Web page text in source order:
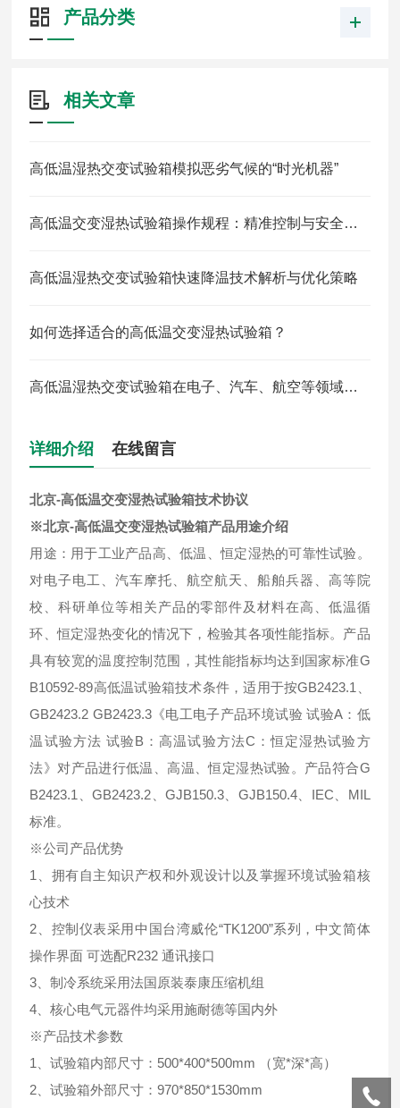
产品分类
相关文章
高低温湿热交变试验箱模拟恶劣气候的“时光机器”
高低温交变湿热试验箱操作规程：精准控制与安全防护全解析
高低温湿热交变试验箱快速降温技术解析与优化策略
如何选择适合的高低温交变湿热试验箱？
高低温湿热交变试验箱在电子、汽车、航空等领域中的应用
详细介绍 在线留言
北京-高低温交变湿热试验箱技术协议
※北京-高低温交变湿热试验箱产品用途介绍
用途：用于工业产品高、低温、恒定湿热的可靠性试验。
对电子电工、汽车摩托、航空航天、船舶兵器、高等院
校、科研单位等相关产品的零部件及材料在高、低温循
环、恒定湿热变化的情况下，检验其各项性能指标。产品
具有较宽的温度控制范围，其性能指标均达到国家标准G
B10592-89高低温试验箱技术条件，适用于按GB2423.1、
GB2423.2 GB2423.3《电工电子产品环境试验 试验A：低
温试验方法 试验B：高温试验方法C：恒定湿热试验方
法》对产品进行低温、高温、恒定湿热试验。产品符合G
B2423.1、GB2423.2、GJB150.3、GJB150.4、IEC、MIL
标准。
※公司产品优势
1、拥有自主知识产权和外观设计以及掌握环境试验箱核
心技术
2、控制仪表采用中国台湾威伦“TK1200”系列，中文简体
操作界面 可选配R232 通讯接口
3、制冷系统采用法国原装泰康压缩机组
4、核心电气元器件均采用施耐德等国内外
※产品技术参数
1、试验箱内部尺寸：500*400*500mm （宽*深*高）
2、试验箱外部尺寸：970*850*1530mm